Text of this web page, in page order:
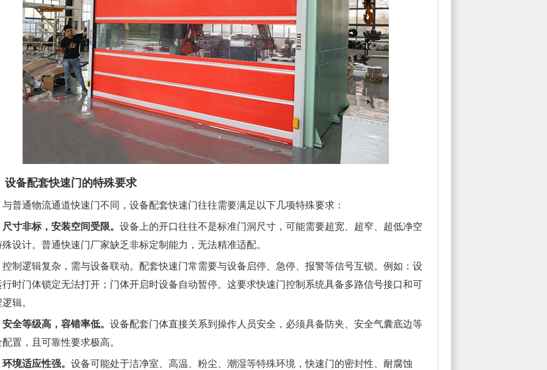
设备配套快速门的特殊要求
通物流通道快速门不同，设备配套快速门往往需要满足以下几项特殊要求：
尺寸非标，安装空间受限。 设备上的开口往往不是标准门洞尺寸，可能需要超宽、超窄、超低净空
殊设计。普通快速门厂家缺乏非标定制能力，无法精准适配。
逻辑复杂，需与设备联动。配套快速门常需要与设备启停、急停、报警等信号互锁。例如：设
行时门体锁定无法打开；门体开启时设备自动暂停。这要求快速门控制系统具备多路信号接口和可
辑。
安全等级高，容错率低。 设备配套门体直接关系到操作人员安全，必须具备防夹、安全气囊底边等
置，且可靠性要求极高。
环境适应性强。 设备可能处于洁净室、高温、粉尘、潮湿等特殊环境，快速门的密封性、耐腐蚀